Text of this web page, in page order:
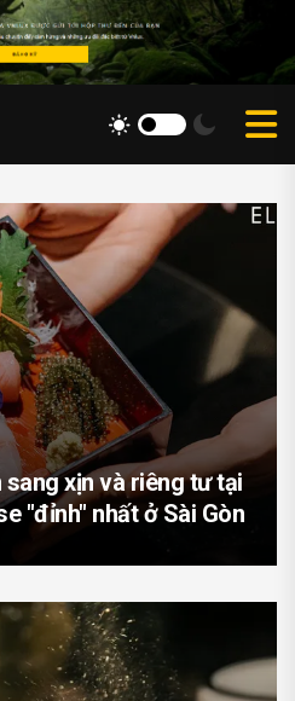
xịn và riêng tư tại
"đỉnh" nhất ở Sài Gòn